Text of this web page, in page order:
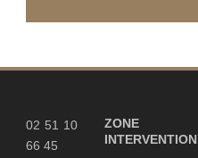
02 51 10
66 45
ZONE
INTERVENTION